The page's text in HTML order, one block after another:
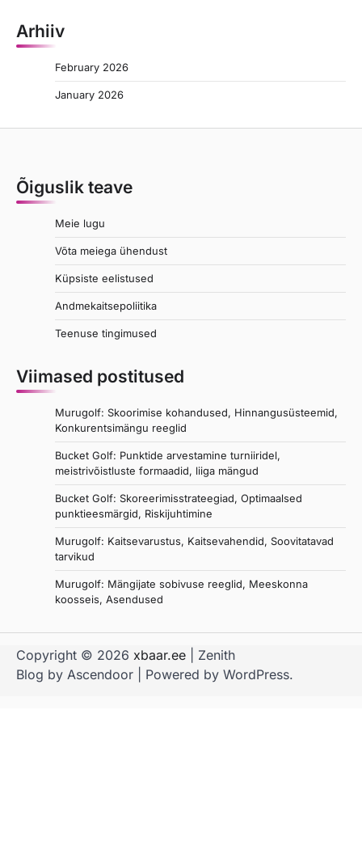
Arhiiv
February 2026
January 2026
Õiguslik teave
Meie lugu
Võta meiega ühendust
Küpsiste eelistused
Andmekaitsepoliitika
Teenuse tingimused
Viimased postitused
Murugolf: Skoorimise kohandused, Hinnangusüsteemid,
Konkurentsimängu reeglid
Bucket Golf: Punktide arvestamine turniiridel,
meistrivõistluste formaadid, liiga mängud
Bucket Golf: Skoreerimisstrateegiad, Optimaalsed
punktieesmärgid, Riskijuhtimine
Murugolf: Kaitsevarustus, Kaitsevahendid, Soovitatavad
tarvikud
Murugolf: Mängijate sobivuse reeglid, Meeskonna
koosseis, Asendused
Copyright © 2026 xbaar.ee | Zenith
Blog by Ascendoor | Powered by WordPress.